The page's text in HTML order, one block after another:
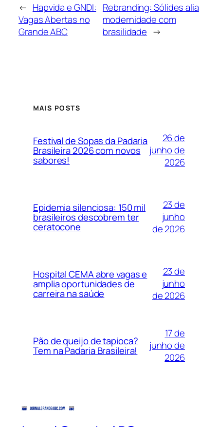
← Hapvida e GNDI:
Vagas Abertas no
Grande ABC
Rebranding: Sólides alia
modernidade com
brasilidade →
MAIS POSTS
Festival de Sopas da Padaria
Brasileira 2026 com novos
sabores!
26 de
junho de
2026
Epidemia silenciosa: 150 mil
brasileiros descobrem ter
ceratocone
23 de
junho
de 2026
Hospital CEMA abre vagas e
amplia oportunidades de
carreira na saúde
23 de
junho
de 2026
Pão de queijo de tapioca?
Tem na Padaria Brasileira!
17 de
junho de
2026